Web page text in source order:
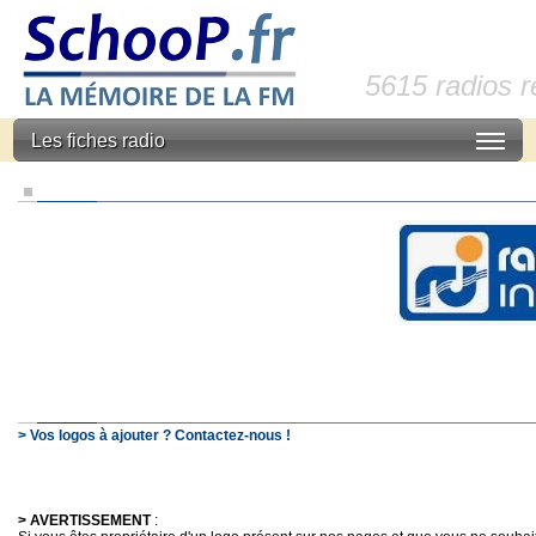
5615 radios
Les fiches radio
> Vos logos à ajouter ? Contactez-nous !
> AVERTISSEMENT: